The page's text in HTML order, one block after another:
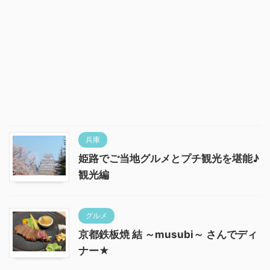
兵庫
姫路でご当地グルメとプチ観光を堪能♪
観光編
グルメ
京都鉄板焼 結 ～musubi～ さんでディ
ナー★